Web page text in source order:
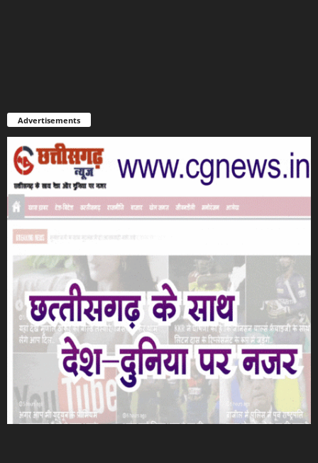
Advertisements